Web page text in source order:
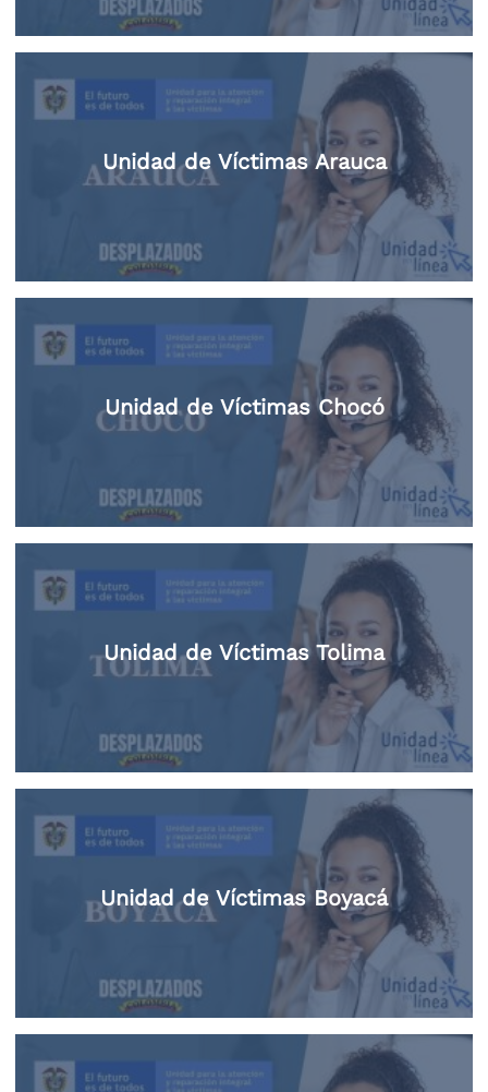
Unidad de Víctimas Arauca
Unidad de Víctimas Chocó
Unidad de Víctimas Tolima
Unidad de Víctimas Boyacá